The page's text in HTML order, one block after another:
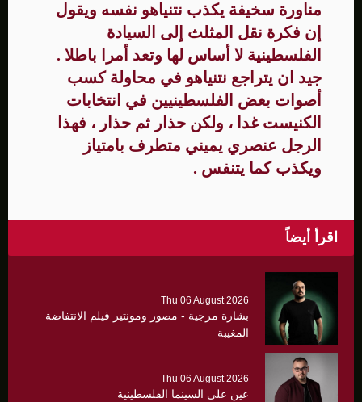
مناورة سخيفة يكذب نتنياهو نفسه ويقول
إن فكرة نقل المثلث إلى السيادة
الفلسطينية لا أساس لها وتعد أمرا باطلا .
جيد ان يتراجع نتنياهو في محاولة كسب
أصوات بعض الفلسطينيين في انتخابات
الكنيست غدا ، ولكن حذار ثم حذار ، فهذا
الرجل عنصري يميني متطرف بامتياز
ويكذب كما يتنفس .
اقرأ أيضاً
Thu 06 August 2026
بشارة مرجية - مصور ومونتير فيلم الانتفاضة
المغيبة
Thu 06 August 2026
عين على السينما الفلسطينية